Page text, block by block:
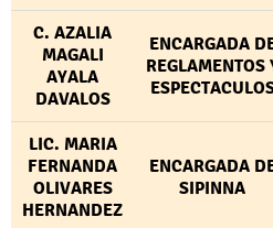
C. AZALIA
MAGALI
AYALA
DAVALOS
ENCARGADA
REGLAMENTOS
LIC. MARIA
FERNANDA
OLIVARES
HERNANDEZ
ENCARGADA
SIPINNA